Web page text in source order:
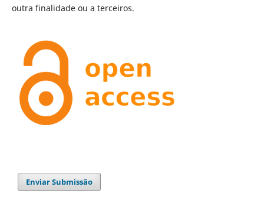
outra finalidade ou a terceiros.
Enviar Submissão